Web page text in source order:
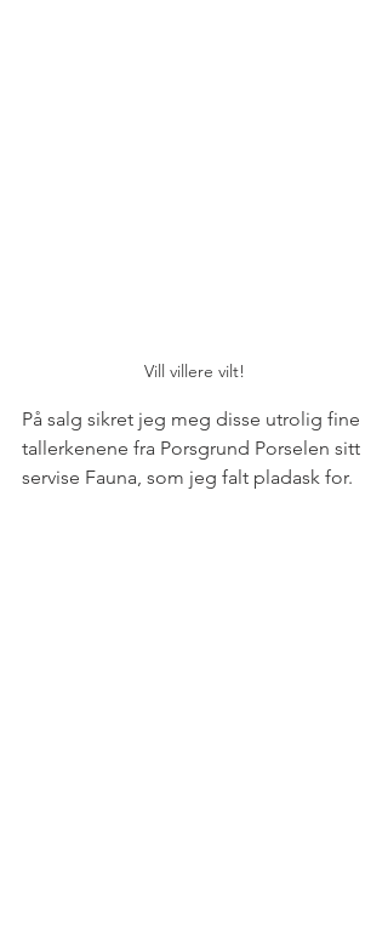
Vill villere vilt!
På salg sikret jeg meg disse utrolig fine
tallerkenene fra Porsgrund Porselen sitt
servise Fauna, som jeg falt pladask for.